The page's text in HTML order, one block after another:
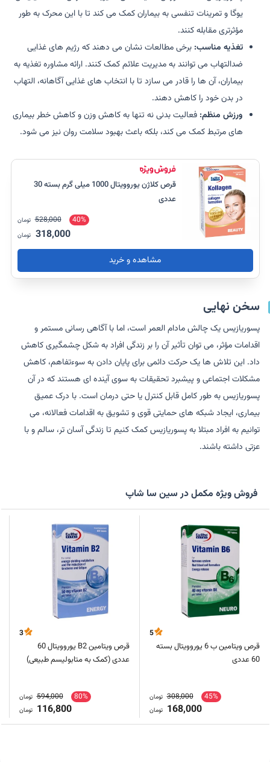
یوگا و تمرینات تنفسی به بیماران کمک می کند تا با این محرک به طور
مؤثرتری مقابله کنند.
تغذیه مناسب: برخی مطالعات نشان می دهند که رژیم های غذایی
ضدالتهاب می توانند به مدیریت علائم کمک کنند. ارائه مشاوره تغذیه به
بیماران، آن ها را قادر می سازد تا با انتخاب های غذایی آگاهانه، التهاب
در بدن خود را کاهش دهند.
ورزش منظم: فعالیت بدنی نه تنها به کاهش وزن و کاهش خطر بیماری
های مرتبط کمک می کند، بلکه باعث بهبود سلامت روان نیز می شود.
قرص کلاژن یوروویتال 1000 میلی گرم بسته 30
عددی
40%
528,000 تومان
318,000 تومان
مشاهده و خرید
سخن نهایی
پسوریازیس یک چالش مادام العمر است، اما با آگاهی رسانی مستمر و
اقدامات مؤثر، می توان تأثیر آن را بر زندگی افراد به شکل چشمگیری کاهش
داد. این تلاش ها یک حرکت دائمی برای پایان دادن به سوءتفاهم، کاهش
مشکلات اجتماعی و پیشبرد تحقیقات به سوی آینده ای هستند که در آن
پسوریازیس به طور کامل قابل کنترل یا حتی درمان است. با درک عمیق
بیماری، ایجاد شبکه های حمایتی قوی و تشویق به اقدامات فعالانه، می
توانیم به افراد مبتلا به پسوریازیس کمک کنیم تا زندگی آسان تر، سالم و با
عزتی داشته باشند.
فروش ویژه مکمل در سین سا شاپ
5
قرص ویتامین ب 6 یوروویتال بسته
60 عددی
45%
308,000 تومان
168,000 تومان
3
قرص ویتامین B2 یوروویتال 60
عددی (کمک به متابولیسم طبیعی)
80%
594,000 تومان
116,800 تومان